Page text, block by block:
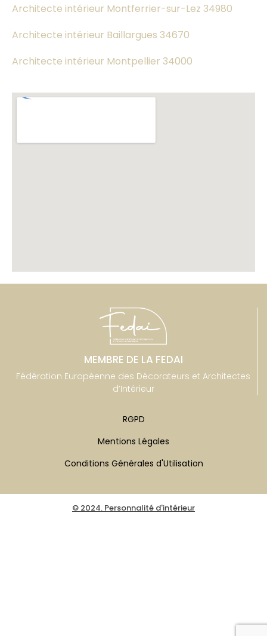
Architecte intérieur Montferrier-sur-Lez 34980
Architecte intérieur Baillargues 34670
Architecte intérieur Montpellier 34000
MEMBRE DE LA FEDAI
Fédération Européenne des Décorateurs et Architectes
d’Intérieur
RGPD
Mentions Légales
Conditions Générales d'Utilisation
© 2024. Personnalité d'intérieur